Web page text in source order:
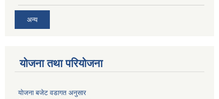
अन्य
योजना तथा परियोजना
याेजना बजेट वडागत अनुसार